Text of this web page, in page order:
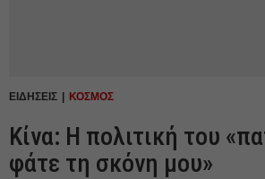
ΕΙΔΗΣΕΙΣ ΚΟΣΜΟΣ
Κίνα: Η πολιτική του
φάτε τη σκόνη μου»